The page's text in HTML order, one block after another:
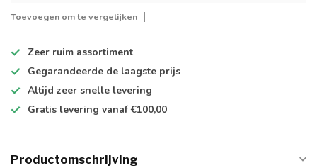
Toevoegen om te vergelijken
Zeer ruim assortiment
Gegarandeerde de laagste prijs
Altijd zeer snelle levering
Gratis levering vanaf €100,00
Productomschrijving